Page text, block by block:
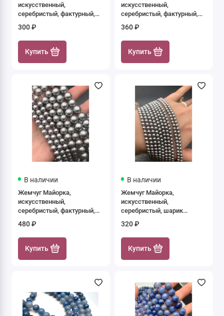
искусственный,
серебристый, фактурный,
нити 38 см
300 ₽
Купить
искусственный,
серебристый, фактурный,
длина нити 39 см
360 ₽
Купить
В наличии
Жемчуг Майорка,
искусственный,
серебристый, фактурный,
длина нити 38 см
480 ₽
Купить
В наличии
Жемчуг Майорка,
искусственный,
серебристый, шарик
39 см
320 ₽
Купить